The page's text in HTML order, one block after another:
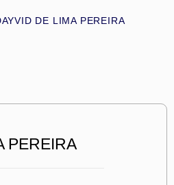
DE LIMA PEREIRA
PEREIRA